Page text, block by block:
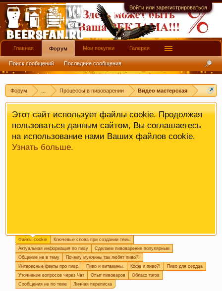
Войти или зарегистрироваться
Форум Процессы в пивоварении Видео мастерская
имеют информационной ценности! СПАСИБО
Этот сайт использует файлы cookie. Продолжая
пользоваться данным сайтом, Вы соглашаетесь
на использование нами Ваших файлов cookie.
Узнать больше.
Огромная просьба, при создании новой темы
прописывайте ключевые слова, которые
отражают смысл темы. Это поможет быстро
находить информацию на форуме. Спасибо!
Файлы cookie
Ключевые слова при создании темы
Актуальная информация по пиву
Сделаем пивоварение популярным
Общение не в тему
Почему мужчины так любят пиво?!
Интересные факты про пиво.
Пиво и витамины. Кофе и пиво?!
Пиво для сердца
Уточнение вопросов через Чат
Опыт пивоваров
Облако тэгов
Сообщения не по теме
Личная переписка
Главная Форум
Поиск сообщений Последние сообщения
Мои покупки Галерея